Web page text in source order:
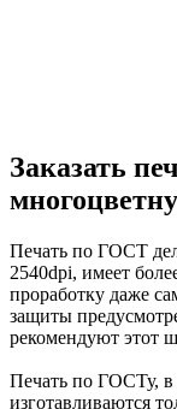
Заказать
Печать по ГОСТ
2540dpi, имеет
проработку даже
защиты
рекомендуют этот
Печать по ГОСТу,
изготавливаются